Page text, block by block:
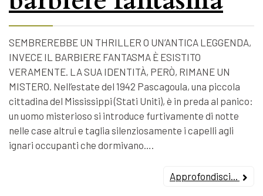
SEMBREREBBE UN THRILLER O UN’ANTICA LEGGENDA,
INVECE IL BARBIERE FANTASMA È ESISTITO
VERAMENTE. LA SUA IDENTITÀ, PERÒ, RIMANE UN
MISTERO. Nell’estate del 1942 Pascagoula, una piccola
cittadina del Mississippi (Stati Uniti), è in preda al panico:
un uomo misterioso si introduce furtivamente di notte
nelle case altrui e taglia silenziosamente i capelli agli
ignari occupanti che dormivano….
Approfondisci...